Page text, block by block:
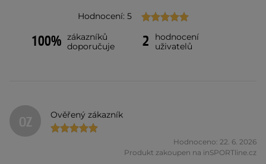
Hodnocení: 5
100% zákazníků
doporučuje
2
hodnocení
uživatelů
OZ Ověřený zákazník
Hodnoceno: 22. 6. 2026
Produkt zakoupen na inSPORTline.cz